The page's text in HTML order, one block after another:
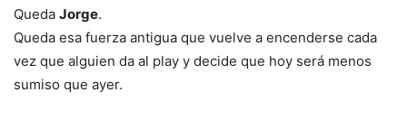
Queda Jorge.
Queda esa fuerza antigua que vuelve a encenderse cada
vez que alguien da al play y decide que hoy será menos
sumiso que ayer.